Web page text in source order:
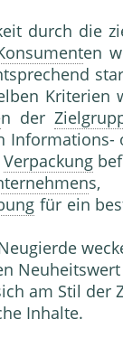
durch die
en
n der
Informations-
Verpackung
s,
für ein
am Stil
Inhalte.